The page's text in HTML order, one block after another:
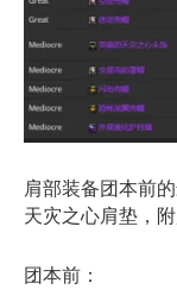
肩部装备团本前
天灾之心肩垫，
团本前：